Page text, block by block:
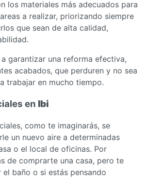
los materiales más adecuados para
a realizar, priorizando siempre
que sean de alta calidad,
garantizar una reforma efectiva,
acabados, que perduren y no sea
trabajar en mucho tiempo.
en Ibi
como te imaginarás, se
un nuevo aire a determinadas
o el local de oficinas. Por
de comprarte una casa, pero te
baño o si estás pensando